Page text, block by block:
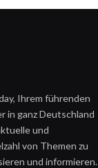
Ihrem führenden
in ganz Deutschland
und
von Themen zu
und informieren.